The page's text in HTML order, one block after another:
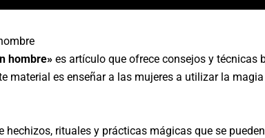
hombre» es artículo que ofrece consejos y técnicas
material es enseñar a las mujeres a utilizar la
rituales y prácticas mágicas que se